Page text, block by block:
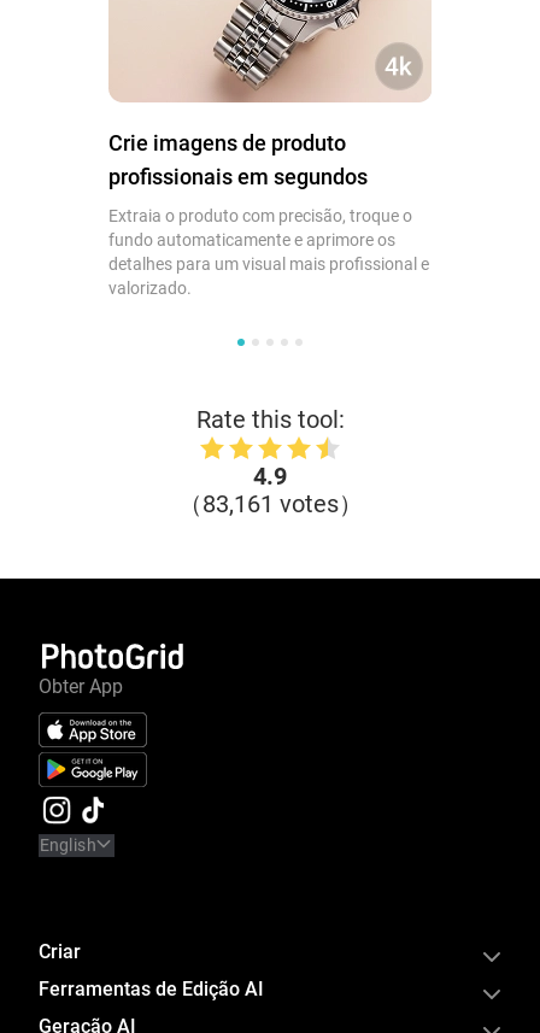
Crie imagens de produto
profissionais em segundos
Extraia o produto com precisão, troque o
fundo automaticamente e aprimore os
detalhes para um visual mais profissional e
valorizado.
Rate this tool:
4.9
（83,161 votes）
Obter App
English
Criar
Ferramentas de Edição AI
Geração AI